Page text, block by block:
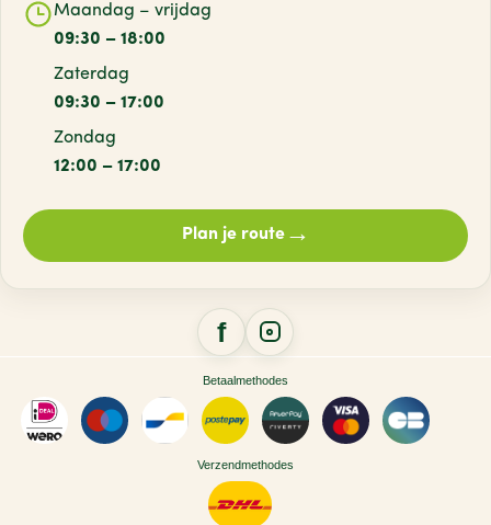
Maandag – vrijdag
09:30 – 18:00
Zaterdag
09:30 – 17:00
Zondag
12:00 – 17:00
Plan je route→
Betaalmethodes
Verzendmethodes